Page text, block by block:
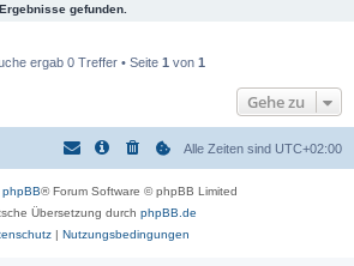
gefunden.
ergab 0 Treffer • Seite 1 von 1
Gehe zu
Alle Zeiten sind UTC+02:00
phpBB® Forum Software © phpBB Limited
Übersetzung durch phpBB.de
| Nutzungsbedingungen